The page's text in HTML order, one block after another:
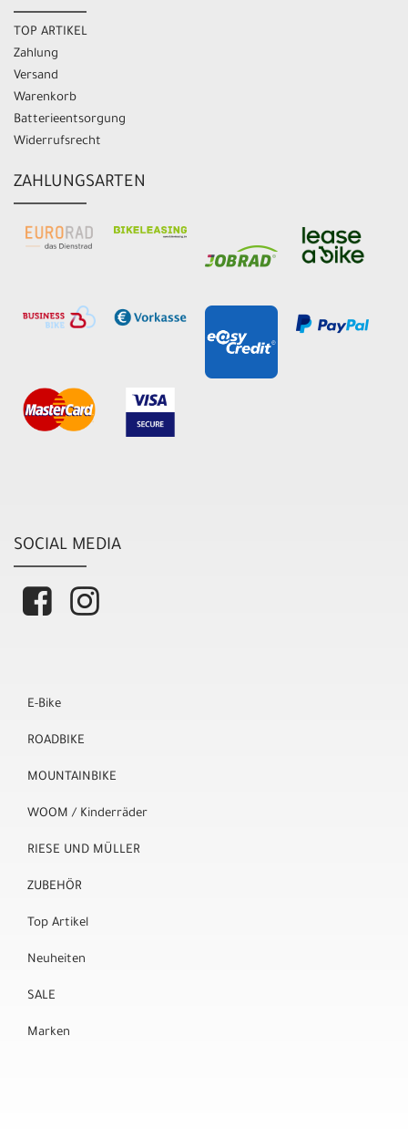
TOP ARTIKEL
Zahlung
Versand
Warenkorb
Batterieentsorgung
Widerrufsrecht
ZAHLUNGSARTEN
SOCIAL MEDIA
E-Bike
ROADBIKE
MOUNTAINBIKE
WOOM / Kinderräder
RIESE UND MÜLLER
ZUBEHÖR
Top Artikel
Neuheiten
SALE
Marken